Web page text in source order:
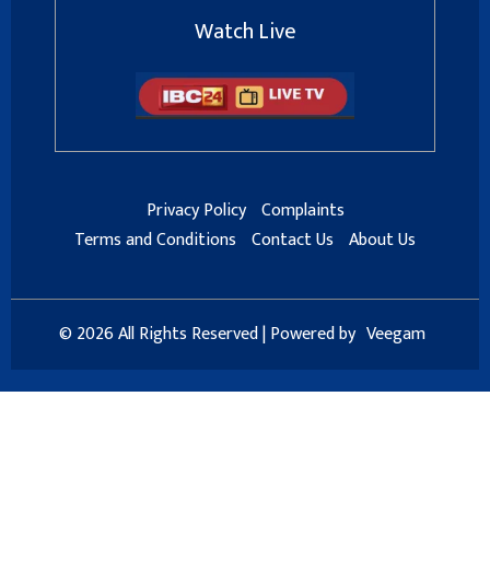
Watch Live
Privacy Policy Complaints
Terms and Conditions Contact Us About Us
© 2026 All Rights Reserved | Powered by Veegam